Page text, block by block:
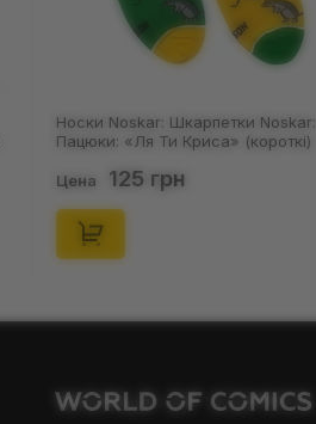
Носки Noskar: Шкарпетки Noskar:
Пацюки: «Ля Ти Криса» (короткі)
Цена 125 грн